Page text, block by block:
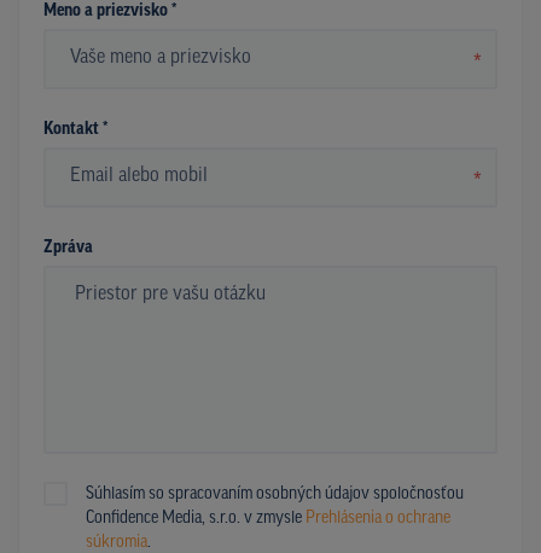
Meno a priezvisko *
*
Kontakt *
*
Zpráva
Súhlasím so spracovaním osobných údajov spoločnosťou
Confidence Media, s.r.o. v zmysle Prehlásenia o ochrane
súkromia.